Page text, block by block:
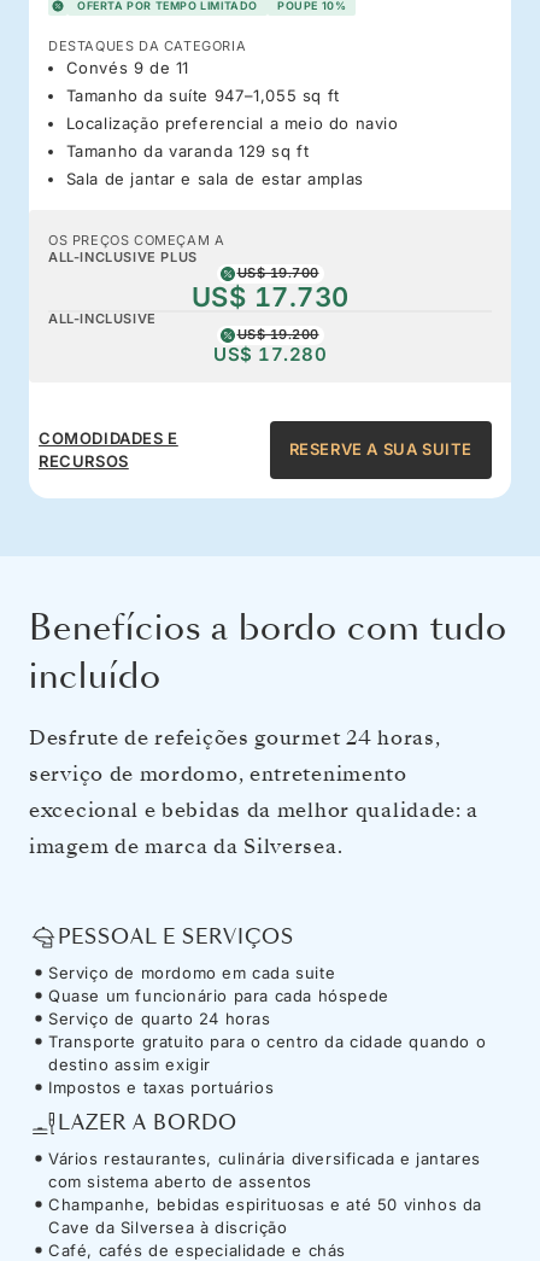
OFERTA POR TEMPO LIMITADO POUPE 10%
DESTAQUES DA CATEGORIA
Convés 9 de 11
Tamanho da suíte 947–1,055 sq ft
Localização preferencial a meio do navio
Tamanho da varanda 129 sq ft
Sala de jantar e sala de estar amplas
OS PREÇOS COMEÇAM A
ALL-INCLUSIVE PLUS
US$ 19.700
US$ 17.730
ALL-INCLUSIVE
US$ 19.200
US$ 17.280
COMODIDADES E
RECURSOS
RESERVE A SUA SUITE
Benefícios a bordo com tudo
incluído
Desfrute de refeições gourmet 24 horas,
serviço de mordomo, entretenimento
excecional e bebidas da melhor qualidade: a
imagem de marca da Silversea.
PESSOAL E SERVIÇOS
Serviço de mordomo em cada suite
Quase um funcionário para cada hóspede
Serviço de quarto 24 horas
Transporte gratuito para o centro da cidade quando o
destino assim exigir
Impostos e taxas portuários
LAZER A BORDO
Vários restaurantes, culinária diversificada e jantares
com sistema aberto de assentos
Champanhe, bebidas espirituosas e até 50 vinhos da
Cave da Silversea à discrição
Café, cafés de especialidade e chás